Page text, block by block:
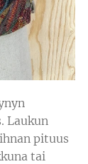
Laukun
pituus
tai